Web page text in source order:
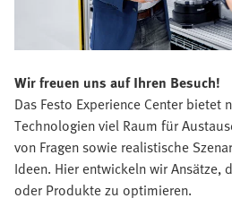
Wir freuen uns auf Ihren Besuch!
Das Festo Experience Center bietet
Technologien viel Raum für
von Fragen sowie realistische
Ideen. Hier entwickeln wir Ansätze,
oder Produkte zu optimieren.